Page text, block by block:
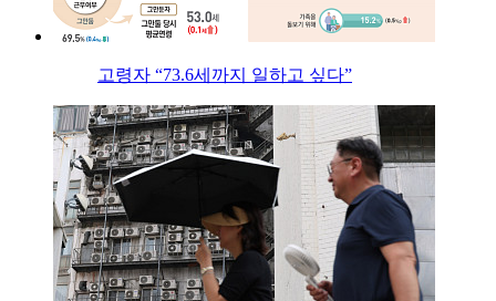
고령자 “73.6세까지 일하고 싶다”